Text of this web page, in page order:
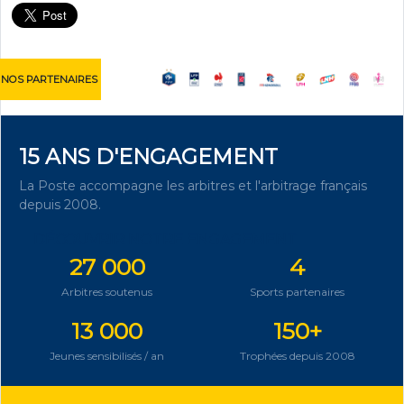
NOS PARTENAIRES
15 ANS D'ENGAGEMENT
La Poste accompagne les arbitres et l'arbitrage français
depuis 2008.
27 000
Arbitres soutenus
4
Sports partenaires
13 000
Jeunes sensibilisés / an
150+
Trophées depuis 2008